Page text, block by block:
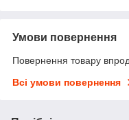
Умови повернення
Повернення товару
Всі умови повернення